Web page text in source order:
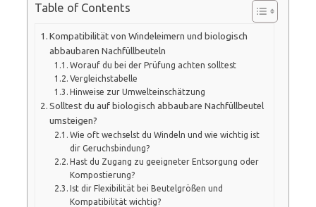
Table of Contents
Kompatibilität von Windeleimern und biologisch
abbaubaren Nachfüllbeuteln
Worauf du bei der Prüfung achten solltest
Vergleichstabelle
Hinweise zur Umwelteinschätzung
Solltest du auf biologisch abbaubare Nachfüllbeutel
umsteigen?
Wie oft wechselst du Windeln und wie wichtig ist
dir Geruchsbindung?
Hast du Zugang zu geeigneter Entsorgung oder
Kompostierung?
Ist dir Flexibilität bei Beutelgrößen und
Kompatibilität wichtig?